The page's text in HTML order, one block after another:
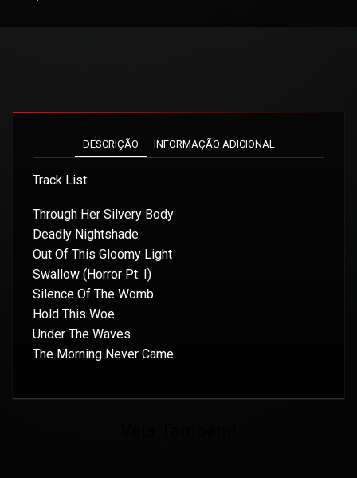
DESCRIÇÃO INFORMAÇÃO ADICIONAL
Track List:
Through Her Silvery Body
Deadly Nightshade
Out Of This Gloomy Light
Swallow (Horror Pt. I)
Silence Of The Womb
Hold This Woe
Under The Waves
The Morning Never Came